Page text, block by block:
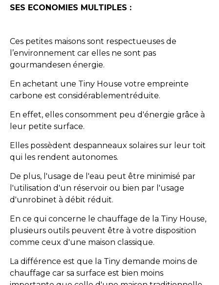
SES ECONOMIES MULTIPLES :
Ces petites maisons sont respectueuses de
l’environnement car elles ne sont pas
gourmandesen énergie.
En achetant une Tiny House votre empreinte
carbone est considérablementréduite.
En effet, elles consomment peu d'énergie grâce à
leur petite surface.
Elles possèdent despanneaux solaires sur leur toit
qui les rendent autonomes.
De plus, l'usage de l'eau peut être minimisé par
l'utilisation d'un réservoir ou bien par l'usage
d'unrobinet à débit réduit.
En ce qui concerne le chauffage de la Tiny House,
plusieurs outils peuvent être à votre disposition
comme ceux d'une maison classique.
La différence est que la Tiny demande moins de
chauffage car sa surface est bien moins